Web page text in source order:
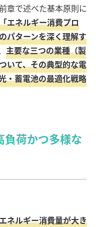
章で述べた基本原則に
エネルギー消費プロ
パターンを深く理解す
主要な三つの業種（製
いて、その典型的な電
・蓄電池の最適化戦略
負荷かつ多様な
ネルギー消費量が大き